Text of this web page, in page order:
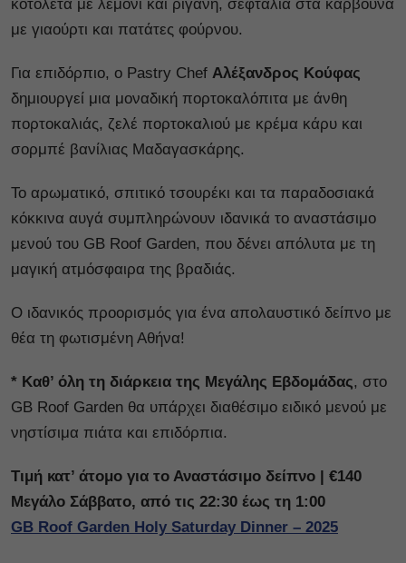
κοτολέτα με λεμόνι και ρίγανη, σεφταλιά στα κάρβουνα
με γιαούρτι και πατάτες φούρνου.
Για επιδόρπιο, ο Pastry Chef Αλέξανδρος Κούφας
δημιουργεί μια μοναδική πορτοκαλόπιτα με άνθη
πορτοκαλιάς, ζελέ πορτοκαλιού με κρέμα κάρυ και
σορμπέ βανίλιας Μαδαγασκάρης.
Το αρωματικό, σπιτικό τσουρέκι και τα παραδοσιακά
κόκκινα αυγά συμπληρώνουν ιδανικά το αναστάσιμο
μενού του GB Roof Garden, που δένει απόλυτα με τη
μαγική ατμόσφαιρα της βραδιάς.
Ο ιδανικός προορισμός για ένα απολαυστικό δείπνο με
θέα τη φωτισμένη Αθήνα!
* Καθ’ όλη τη διάρκεια της Μεγάλης Εβδομάδας, στο
GB Roof Garden θα υπάρχει διαθέσιμο ειδικό μενού με
νηστίσιμα πιάτα και επιδόρπια.
Τιμή κατ’ άτομο για το Αναστάσιμο δείπνο | €140
Μεγάλο Σάββατο, από τις 22:30 έως τη 1:00
GB Roof Garden Holy Saturday Dinner – 2025